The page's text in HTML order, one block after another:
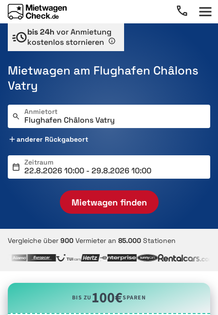
bis 24h vor Anmietung
kostenlos stornieren
Mietwagen am Flughafen Châlons
Vatry
Anmietort
anderer Rückgabeort
Zeitraum
Mietwagen finden
Vergleiche über 900 Vermieter an 85.000 Stationen
BIS ZU100€SPAREN